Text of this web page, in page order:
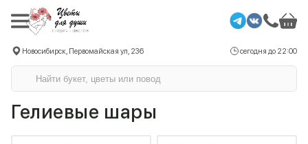
Новосибирск, Первомайская ул, 236 сегодня до 22:00
Гелиевые шары